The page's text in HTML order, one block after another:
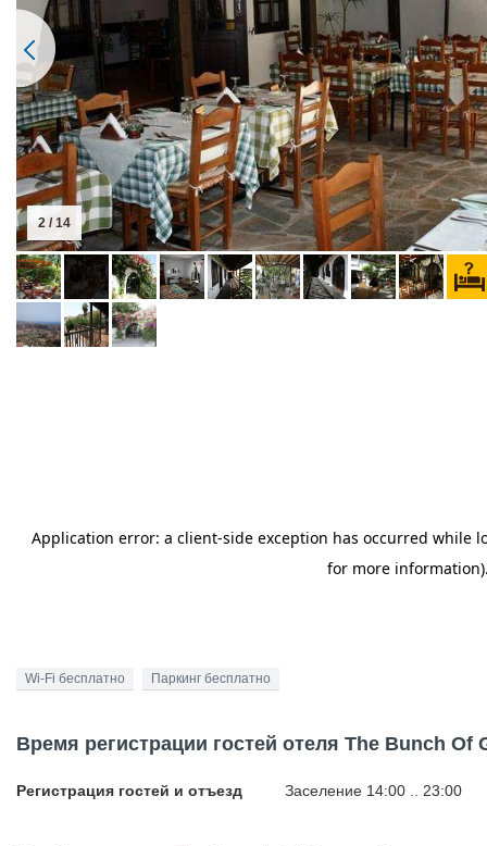
2 / 14
Wi-Fi бесплатно Паркинг бесплатно
Время регистрации гостей отеля The Bunch Of
Регистрация гостей и отъезд Заселение 14:00 .. 23:00